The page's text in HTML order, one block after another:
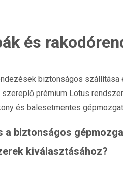
és
biztonságos szállítása
prémium Lotus
és balesetmentes
a biztonságos
kiválasztásához?